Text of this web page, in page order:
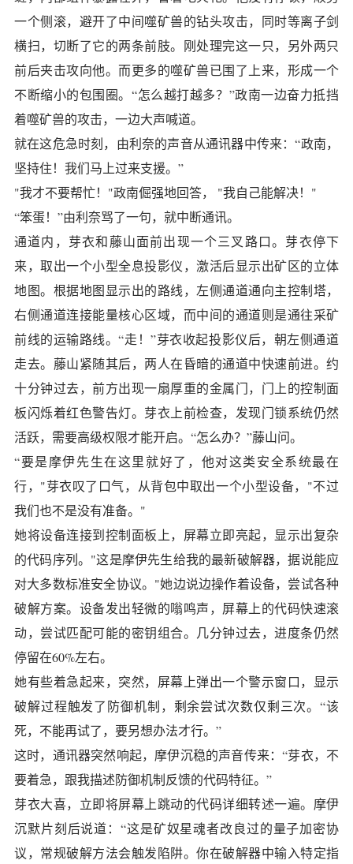
一个侧滚，避开了中间噬矿兽的钻头攻击，同时等离子剑
横扫，切断了它的两条前肢。刚处理完这一只，另外两只
前后夹击攻向他。而更多的噬矿兽已围了上来，形成一个
不断缩小的包围圈。“怎么越打越多？”政南一边奋力抵挡
着噬矿兽的攻击，一边大声喊道。
就在这危急时刻，由利奈的声音从通讯器中传来：“政南，
坚持住！我们马上过来支援。”
"我才不要帮忙！"政南倔强地回答， "我自己能解决！"
“笨蛋！”由利奈骂了一句，就中断通讯。
通道内，芽衣和藤山面前出现一个三叉路口。芽衣停下
来，取出一个小型全息投影仪，激活后显示出矿区的立体
地图。根据地图显示出的路线，左侧通道通向主控制塔，
右侧通道连接能量核心区域，而中间的通道则是通往采矿
前线的运输路线。“走！”芽衣收起投影仪后，朝左侧通道
走去。藤山紧随其后，两人在昏暗的通道中快速前进。约
十分钟过去，前方出现一扇厚重的金属门，门上的控制面
板闪烁着红色警告灯。芽衣上前检查，发现门锁系统仍然
活跃，需要高级权限才能开启。“怎么办？”藤山问。
“要是摩伊先生在这里就好了，他对这类安全系统最在
行，"芽衣叹了口气，从背包中取出一个小型设备，"不过
我们也不是没有准备。"
她将设备连接到控制面板上，屏幕立即亮起，显示出复杂
的代码序列。"这是摩伊先生给我的最新破解器，据说能应
对大多数标准安全协议。"她边说边操作着设备，尝试各种
破解方案。设备发出轻微的嗡鸣声，屏幕上的代码快速滚
动，尝试匹配可能的密钥组合。几分钟过去，进度条仍然
停留在60%左右。
她有些着急起来，突然，屏幕上弹出一个警示窗口，显示
破解过程触发了防御机制，剩余尝试次数仅剩三次。“该
死，不能再试了，要另想办法才行。”
这时，通讯器突然响起，摩伊沉稳的声音传来：“芽衣，不
要着急，跟我描述防御机制反馈的代码特征。”
芽衣大喜，立即将屏幕上跳动的代码详细转述一遍。摩伊
沉默片刻后说道：“这是矿奴星魂者改良过的量子加密协
议，常规破解方法会触发陷阱。你在破解器中输入特定指